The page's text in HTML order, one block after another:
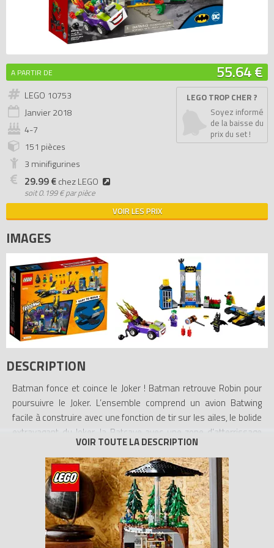
A PARTIR DE 55.64 €
LEGO 10753
Janvier2018
4-7
151 pièces
3 minifigurines
29.99 €chez LEGO
soit0.199 € par pièce
LEGO TROP CHER ?
Soyez informé
de la baisse du
prix du set !
VOIR LES PRIX
IMAGES
DESCRIPTION
Batman fonce et coince le Joker ! Batman retrouve Robin pour
poursuivre le Joker. L’ensemble comprend un avion Batwing
facile à construire avec une fonction de tir sur les ailes, le bolide
extravagant du Joker, la Batcave avec une zone d’atterrissage
pour le Batwing, une cellule de prison et un centre de contrôle.
Cet ensemble de construction inclut un guide de construction et
des éléments pré-assemblés pour aider les plus petits.
Comprend 3 figurines.
- Comprend les figurines Batman, le Joker et Robin.
- Inclut la Batcave avec un écran d’observation et une zone
d’atterrissage intégrée pour le Batwing, une petite prison avec